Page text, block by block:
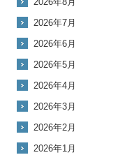
2026年7月
2026年6月
2026年5月
2026年4月
2026年3月
2026年2月
2026年1月